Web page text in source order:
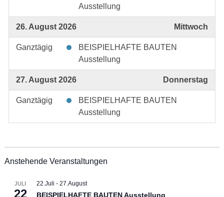
Ausstellung
26. August 2026 Mittwoch
Ganztägig
BEISPIELHAFTE BAUTEN
Ausstellung
27. August 2026 Donnerstag
Ganztägig
BEISPIELHAFTE BAUTEN
Ausstellung
Anstehende Veranstaltungen
JULI
22
22.Juli - 27.August
BEISPIELHAFTE BAUTEN Ausstellung